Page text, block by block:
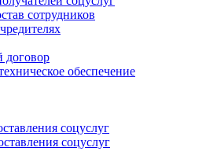
сотрудников
договор
обеспечение
соцуслуг
соцуслуг